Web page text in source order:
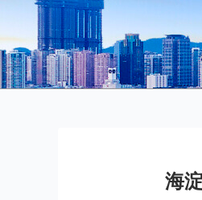
海